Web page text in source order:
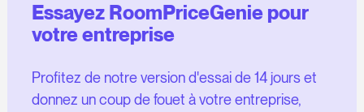
Essayez RoomPriceGenie pour
votre entreprise
Profitez de notre version d'essai de 14 jours et
donnez un coup de fouet à votre entreprise,